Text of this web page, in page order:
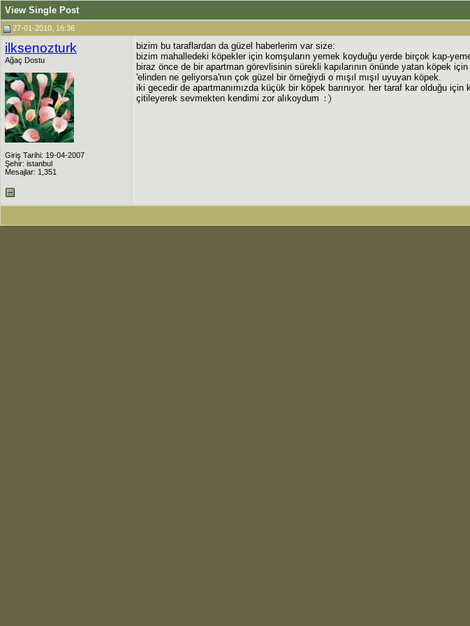
View Single Post
27-01-2010, 16:36
ilksenozturk
Ağaç Dostu
Giriş Tarihi: 19-04-2007
Şehir: istanbul
Mesajlar: 1,351
bizim bu taraflardan da güzel haberlerim var size:
bizim mahalledeki köpekler için komşuların yemek koyduğu yerde birçok kap-
biraz önce de bir apartman görevlisinin sürekli kapılarının önünde yatan köpek
'elinden ne geliyorsa'nın çok güzel bir örneğiydi o mışıl mışıl uyuyan köpek.
iki gecedir de apartmanımızda küçük bir köpek barınıyor. her taraf kar olduğu
çitileyerek sevmekten kendimi zor alıkoydum